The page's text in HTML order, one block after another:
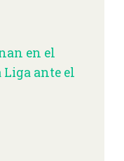
en el
ante el